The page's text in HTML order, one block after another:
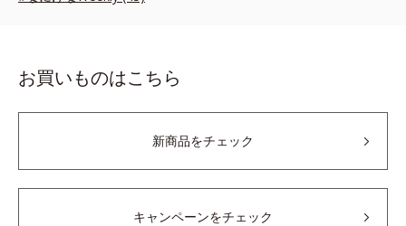
お買いものはこちら
新商品をチェック
キャンペーンをチェック